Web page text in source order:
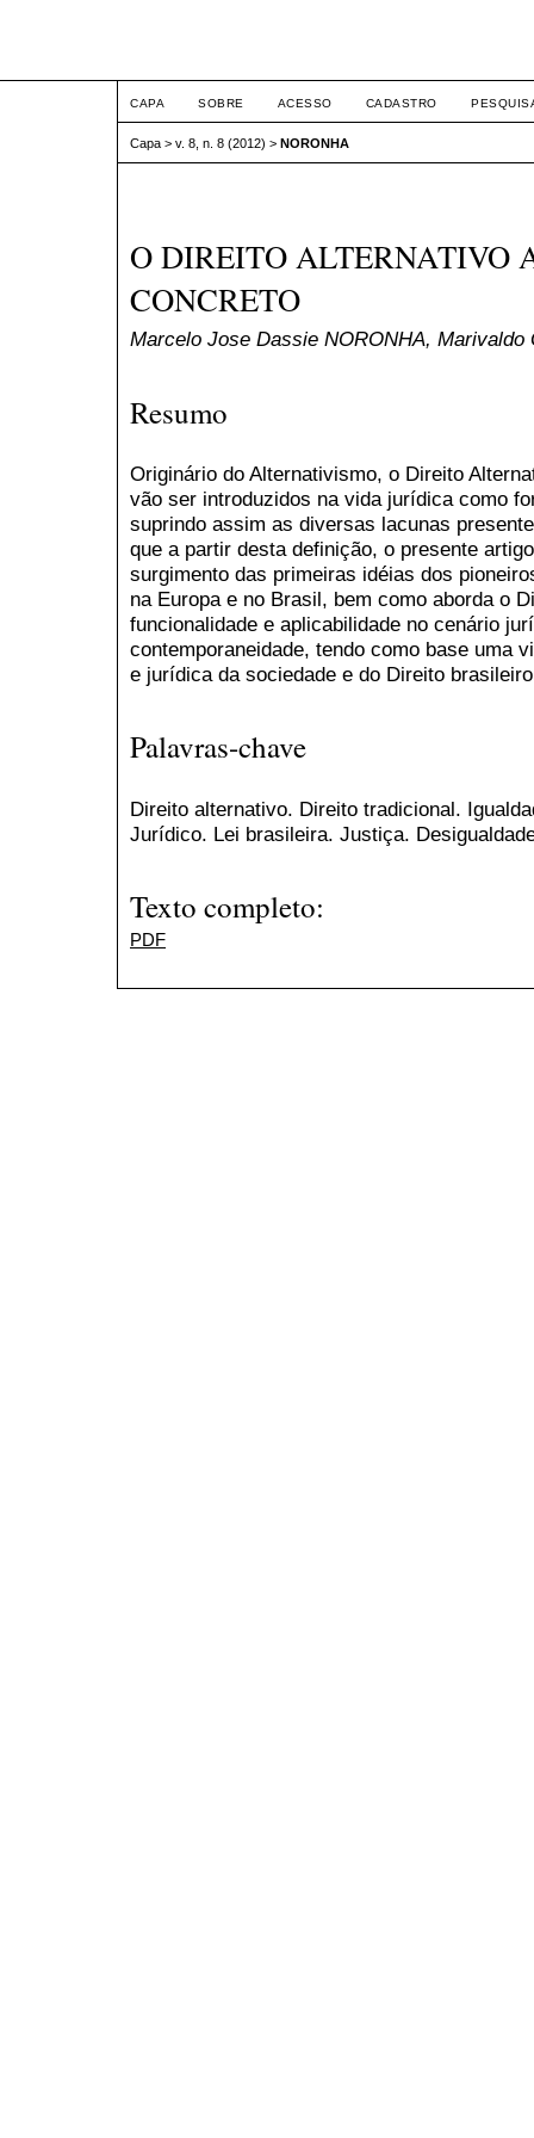
CAPA SOBRE ACESSO CADASTRO
Capa > v. 8, n. 8 (2012) > NORONHA
O DIREITO ALTERNATIVO
CONCRETO
Marcelo Jose Dassie NORONHA, Marivaldo
Resumo
Originário do Alternativismo, o Direito
vão ser introduzidos na vida jurídica como
suprindo assim as diversas lacunas
que a partir desta definição, o presente
surgimento das primeiras idéias dos
na Europa e no Brasil, bem como aborda o
funcionalidade e aplicabilidade no cenário
contemporaneidade, tendo como base uma
e jurídica da sociedade e do Direito brasileiro
Palavras-chave
Direito alternativo. Direito tradicional.
Jurídico. Lei brasileira. Justiça.
Texto completo:
PDF